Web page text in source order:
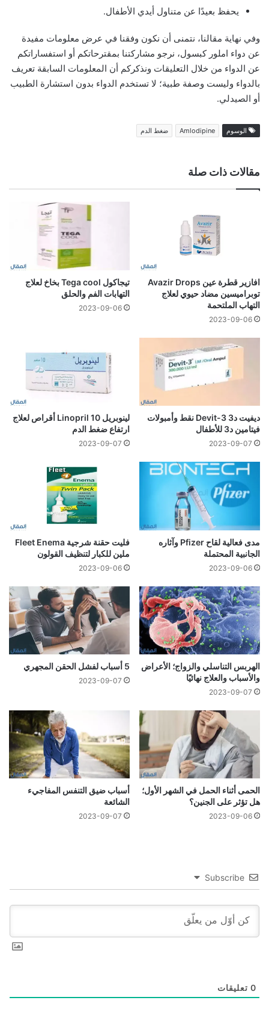
يحفظ بعيدًا عن متناول أيدي الأطفال.
وفي نهاية مقالنا، نتمنى أن نكون وفقنا في عرض معلومات مفيدة
عن دواء املور كبسول، نرجو مشاركتنا بمقترحاتكم أو استفساراتكم
عن الدواء من خلال التعليقات ونذكركم أن المعلومات السابقة تعريف
بالدواء وليست وصفة طبية؛ لا تستخدم الدواء بدون استشارة الطبيب
أو الصيدلي.
الوسوم Amlodipine ضغط الدم
مقالات ذات صلة
افازير قطرة عين Avazir Drops
توبراميسين مضاد حيوي لعلاج
التهاب الملتحمة
2023-09-06
تيجاكول Tega cool بخاخ لعلاج
التهابات الفم والحلق
2023-09-06
ديفيت د3 Devit-3 نقط وأمبولات
فيتامين د3 للأطفال
2023-09-07
لينوبريل 10 Linopril أقراص لعلاج
ارتفاع ضغط الدم
2023-09-07
مدى فعالية لقاح Pfizer وآثاره
الجانبية المحتملة
2023-09-06
فليت حقنة شرجية Fleet Enema
ملين للكبار لتنظيف القولون
2023-09-06
الهربس التناسلي والزواج؛ الأعراض
والأسباب والعلاج نهائيًا
2023-09-07
5 أسباب لفشل الحقن المجهري
2023-09-07
الحمى أثناء الحمل في الشهر الأول؛
هل تؤثر على الجنين؟
2023-09-06
أسباب ضيق التنفس المفاجيء
الشائعة
2023-09-07
Subscribe
0 تعليقات